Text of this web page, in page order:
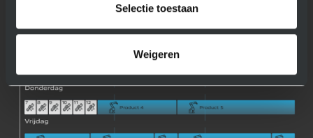
Selectie toestaan
Weigeren